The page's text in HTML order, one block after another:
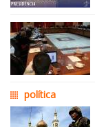
política